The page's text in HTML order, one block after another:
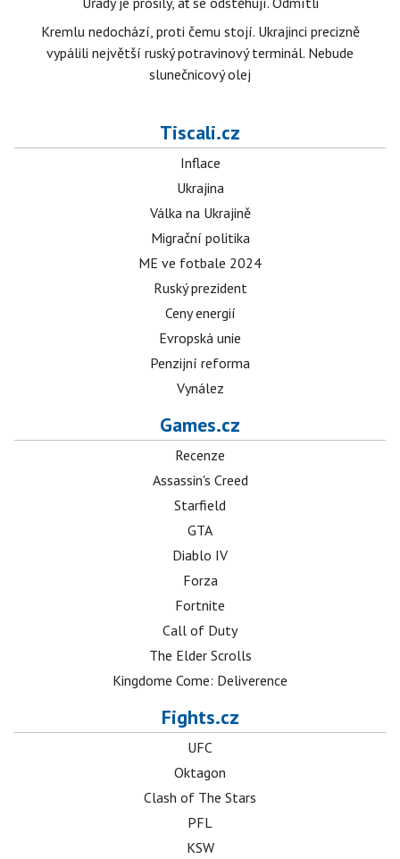
Kremlu nedochází, proti čemu stojí. Ukrajinci precizně
vypálili největší ruský potravinový terminál. Nebude
slunečnicový olej
Tiscali.cz
Inflace
Ukrajina
Válka na Ukrajině
Migrační politika
ME ve fotbale 2024
Ruský prezident
Ceny energií
Evropská unie
Penzijní reforma
Vynález
Games.cz
Recenze
Assassin's Creed
Starfield
GTA
Diablo IV
Forza
Fortnite
Call of Duty
The Elder Scrolls
Kingdome Come: Deliverence
Fights.cz
UFC
Oktagon
Clash of The Stars
PFL
KSW